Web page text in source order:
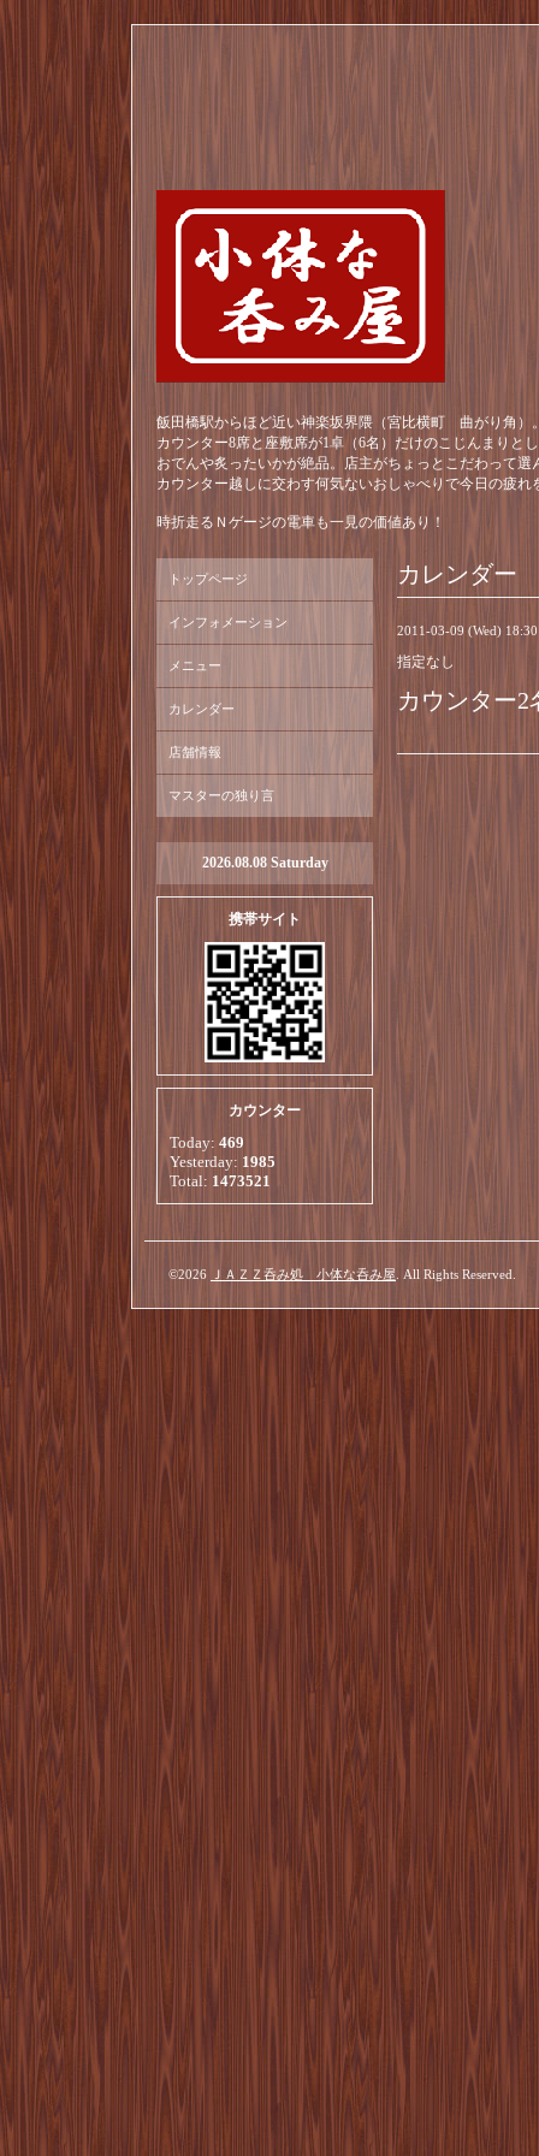
飯田橋駅からほど近い神楽坂界隈（宮比横町 曲がり角）
カウンター8席と座敷席が1卓（6名）だけのこじんまりと
おでんや炙ったいかが絶品。店主がちょっとこだわって
カウンター越しに交わす何気ないおしゃべりで今日の疲れ
時折走るＮゲージの電車も一見の価値あり！
カレンダー
2011-03-09 (Wed)
指定なし
カウンター2
トップページ
インフォメーション
メニュー
カレンダー
店舗情報
マスターの独り言
2026.08.08 Saturday
携帯サイト
カウンター
Today: 469
Yesterday: 1985
Total: 1473521
©2026 ＪＡＺＺ呑み処 小体な呑み屋 . All Rights Reserved.